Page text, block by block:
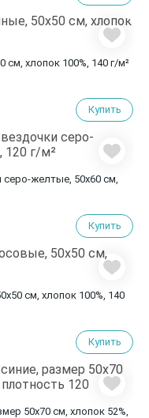
хлопок 100%, 140 г/м²
Купить
серо-желтые, 50х60 см,
Купить
см, хлопок 100%, 140
Купить
50х70 см, хлопок 52%,